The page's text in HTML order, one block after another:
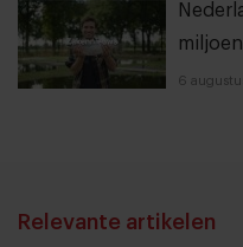
6
Relevante artikelen